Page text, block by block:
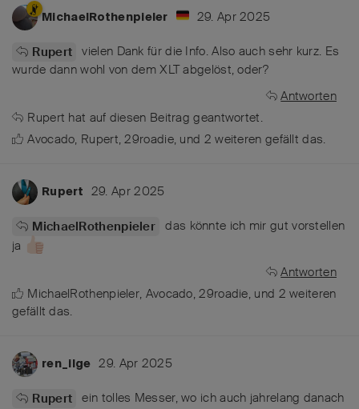
MichaelRothenpieler 29. Apr 2025
Rupert vielen Dank für die Info. Also auch sehr kurz. Es
wurde dann wohl von dem XLT abgelöst, oder?
Antworten
Rupert hat auf diesen Beitrag geantwortet.
Avocado, Rupert,29roadie, und 2 weiteren gefällt das.
Rupert 29. Apr 2025
MichaelRothenpieler das könnte ich mir gut vorstellen
ja
Antworten
MichaelRothenpieler, Avocado,29roadie, und 2 weiteren
gefällt das.
ren_ilge 29. Apr 2025
Rupert ein tolles Messer, wo ich auch jahrelang danach